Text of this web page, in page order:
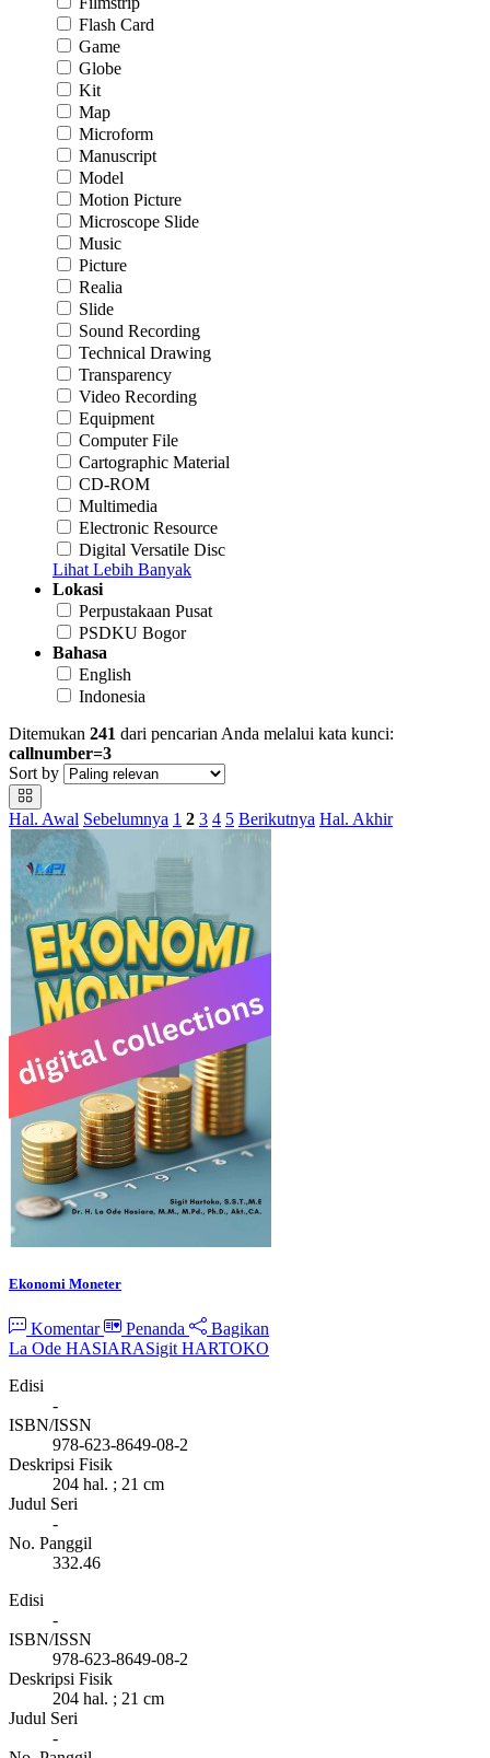
Flash Card
Game
Globe
Kit
Map
Microform
Manuscript
Model
Motion Picture
Microscope Slide
Music
Picture
Realia
Slide
Sound Recording
Technical Drawing
Transparency
Video Recording
Equipment
Computer File
Cartographic Material
CD-ROM
Multimedia
Electronic Resource
Digital Versatile Disc
Lihat Lebih Banyak
Lokasi
Perpustakaan Pusat
PSDKU Bogor
Bahasa
English
Indonesia
Ditemukan 241 dari pencarian Anda melalui kata kunci:
callnumber=3
Sort by
Hal. Awal Sebelumnya 1 2 3 4 5 Berikutnya Hal. Akhir
Ekonomi Moneter
Komentar Penanda
Bagikan
La Ode HASIARASigit HARTOKO
Edisi
-
ISBN/ISSN
978-623-8649-08-2
Deskripsi Fisik
204 hal. ; 21 cm
Judul Seri
-
No. Panggil
332.46
Edisi
-
ISBN/ISSN
978-623-8649-08-2
Deskripsi Fisik
204 hal. ; 21 cm
Judul Seri
-